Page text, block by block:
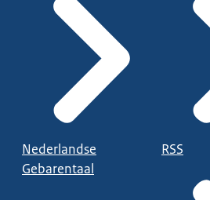
Nederlandse
Gebarentaal
RSS